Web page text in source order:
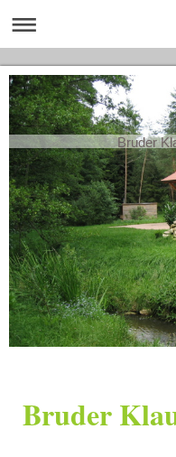
Bruder
Bruder